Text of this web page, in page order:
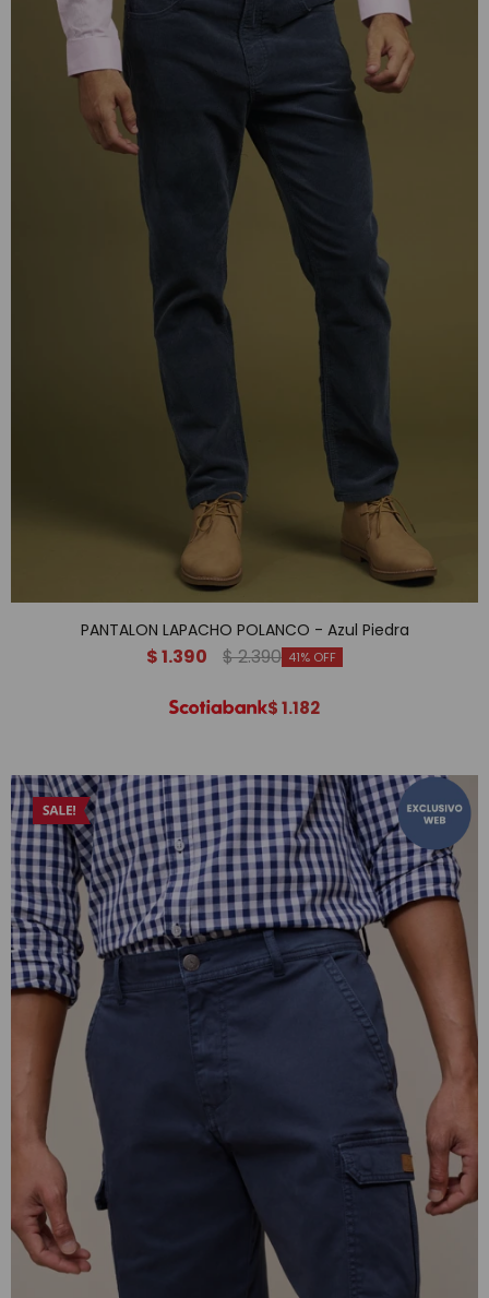
PANTALON LAPACHO POLANCO - Azul Piedra
$1.390 $2.390 41
$1.182